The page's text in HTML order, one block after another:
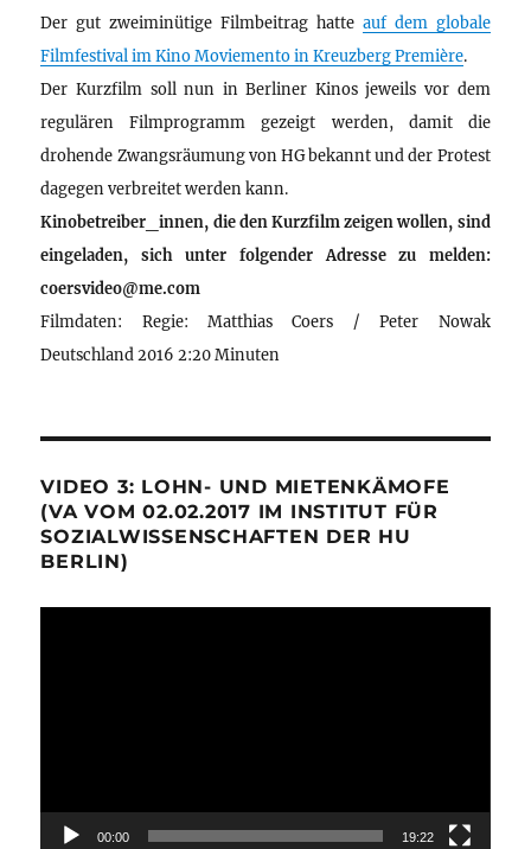
Der gut zweiminütige Filmbeitrag hatte auf dem globale
Filmfestival im Kino Moviemento in Kreuzberg Première.
Der Kurzfilm soll nun in Berliner Kinos jeweils vor dem
regulären Filmprogramm gezeigt werden, damit die
drohende Zwangsräumung von HG bekannt und der Protest
dagegen verbreitet werden kann.
Kinobetreiber_innen, die den Kurzfilm zeigen wollen, sind
eingeladen, sich unter folgender Adresse zu melden:
coersvideo@me.com
Filmdaten: Regie: Matthias Coers / Peter Nowak
Deutschland 2016 2:20 Minuten
VIDEO 3: LOHN- UND MIETENKÄMOFE
(VA VOM 02.02.2017 IM INSTITUT FÜR
SOZIALWISSENSCHAFTEN DER HU
BERLIN)
00:00 19:22